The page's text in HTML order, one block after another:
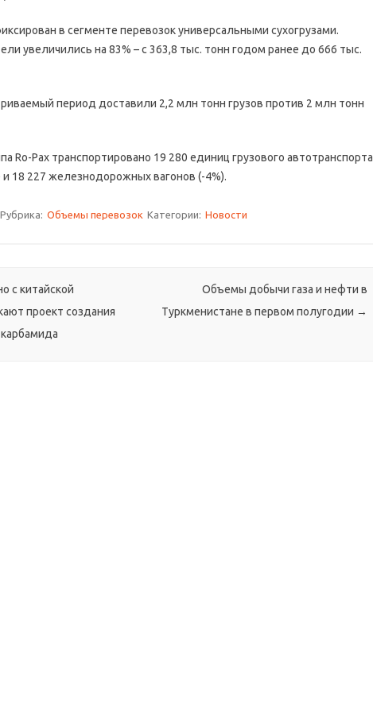
в сегменте перевозок универсальными сухогрузами.
увеличились на 83% – с 363,8 тыс. тонн годом ранее до 666 тыс.
период доставили 2,2 млн тонн грузов против 2 млн тонн
Pax транспортировано 19 280 единиц грузового автотранспорта
18 227 железнодорожных вагонов (-4%).
Рубрика: Объемы перевозок Категории: Новости
с китайской
проект создания
Объемы добычи газа и нефти в
Туркменистане в первом полугодии →